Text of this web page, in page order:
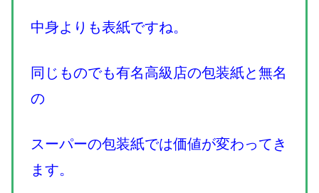
中身よりも表紙ですね。
同じものでも有名高級店の包装紙と無名
の
スーパーの包装紙では価値が変わってき
ます。